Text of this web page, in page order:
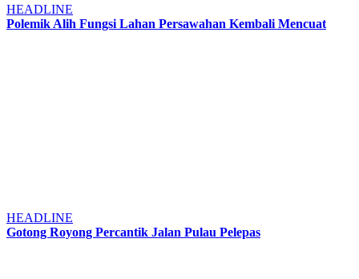
HEADLINE
Polemik Alih Fungsi Lahan Persawahan Kembali Mencuat
HEADLINE
Gotong Royong Percantik Jalan Pulau Pelepas